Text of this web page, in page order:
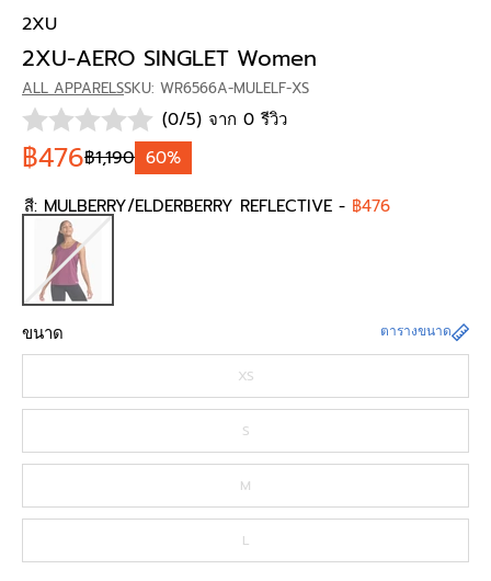
2XU
2XU-AERO SINGLET Women
ALL APPARELSSKU: WR6566A-MULELF-XS
(0/5) จาก 0 รีวิว
฿476฿1,190 60%
สี: MULBERRY/ELDERBERRY REFLECTIVE - ฿476
ขนาด ตารางขนาด
XS
S
M
L